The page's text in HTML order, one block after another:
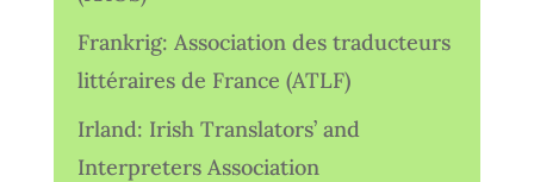
Frankrig: Association des traducteurs
littéraires de France (ATLF)
Irland: Irish Translators’ and
Interpreters Association